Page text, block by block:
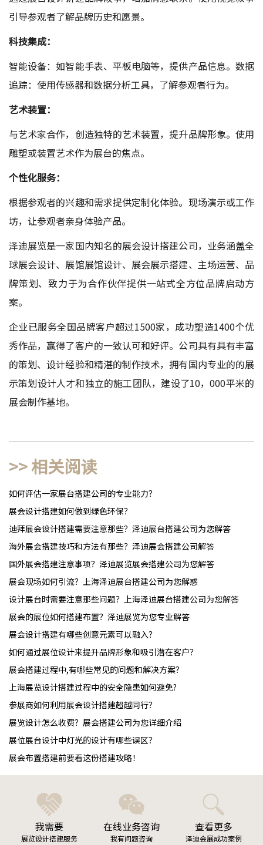
引导参观者了解品牌历史和愿景。
科技集成：
智能设备：如智能手表、平板电脑等，提供产品信息。数据
追踪：使用传感器和数据分析工具，了解参观者行为。
艺术装置：
与艺术家合作，创造独特的艺术装置，提升品牌形象。使用
雕塑或装置艺术作为展台的焦点。
个性化服务：
根据参观者的兴趣和需求提供定制化体验。现场演示或工作
坊，让参观者亲身体验产品。
泽迪展览是一家国内知名的展会设计搭建公司，业务涵盖全
球展会设计、展馆展馆设计、展会展示搭建、主场运营、品
牌策划、致力于为合作伙伴提供一站式全方位品牌启动方
案。
企业已服务全国品牌客户超过1500家，成功塑造1400个优
秀作品，赢得了客户的一致认可和好评。公司具有具有丰富
的策划、设计经验和精湛的制作技术，拥有国内专业的的展
示策划设计人才和独立的施工团队，建设了10，000平米的
展会制作基地。
>> 相关阅读
如何评估一家展台搭建公司的专业能力？
展会设计搭建如何做到绿色环保？
迪拜展会设计搭建需要注意那些？泽迪展台搭建公司为您解答
海外展会搭建技巧和方法有那些？泽迪展会搭建公司解答
国外展会搭建注意事项？泽迪展览展会搭建公司为您解答
展会现场如何引流？上海泽迪展台搭建公司为您解惑
设计展台时需要注意那些问题？上海泽迪展台搭建公司为您解答
展会的展位如何搭建布置？泽迪展览为您专业解答
展会设计搭建有哪些创意元素可以融入？
如何通过展位设计来提升品牌形象和吸引潜在客户？
展会搭建过程中,有哪些常见的问题和解决方案？
上海展览设计搭建过程中的安全隐患如何避免?
参展商如何利用展会设计搭建超越同行？
展览设计怎么收费？展会搭建公司为您详细介绍
展位展台设计中灯光的设计有哪些误区？
展会布置搭建前要看这份搭建攻略！
我需要
展览设计搭建服务
在线业务咨询
我有问题咨询
查看更多
泽迪会展成功案例